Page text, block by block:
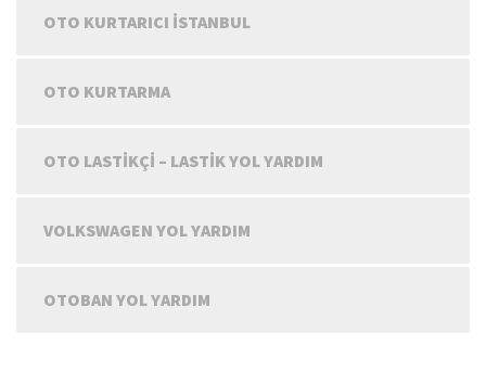
OTO KURTARICI İSTANBUL
OTO KURTARMA
OTO LASTIKÇI – LASTIK YOL YARDIM
VOLKSWAGEN YOL YARDIM
OTOBAN YOL YARDIM